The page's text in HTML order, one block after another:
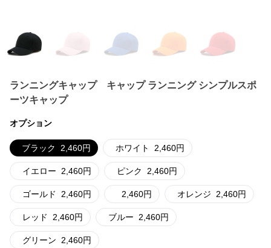
ランニングキャップ キャップ ランニング シンプルスポ
ーツキャップ
オプション
ブラック 2,460円 ホワイト 2,460円
イエロー 2,460円 ピンク 2,460円
ゴールド 2,460円 2,460円 オレンジ 2,460円
レッド 2,460円 ブルー 2,460円
グリーン 2,460円